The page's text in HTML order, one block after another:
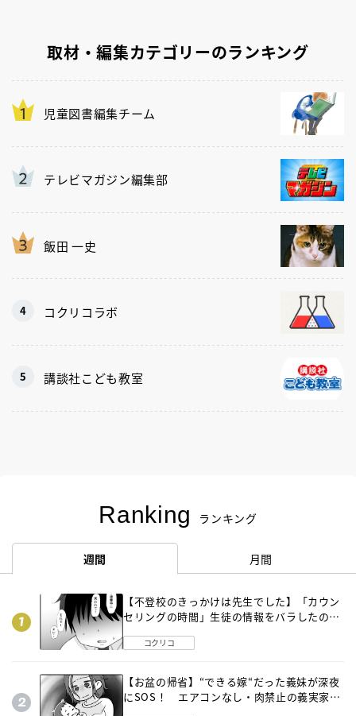
取材・編集カテゴリーのランキング
児童図書編集チーム
テレビマガジン編集部
飯田 一史
コクリコラボ
講談社こども教室
Ranking ランキング
週間 月間
【不登校のきっかけは先生でした】「カウン
セリングの時間」生徒の情報をバラしたの
コクリコ
【お盆の帰省】“できる嫁“だった義妹が深夜
にSOS！ エアコンなし・肉禁止の義実家ル